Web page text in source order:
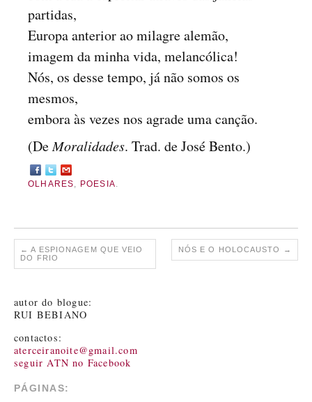
partidas,
Europa anterior ao milagre alemão,
imagem da minha vida, melancólica!
Nós, os desse tempo, já não somos os
mesmos,
embora às vezes nos agrade uma canção.
(DeMoralidades. Trad. de José Bento.)
OLHARES, POESIA.
← A ESPIONAGEM QUE VEIO
DO FRIO
NÓS E O HOLOCAUSTO →
autor do blogue:
RUI BEBIANO
contactos:
aterceiranoite@gmail.com
seguir ATN no Facebook
PÁGINAS: